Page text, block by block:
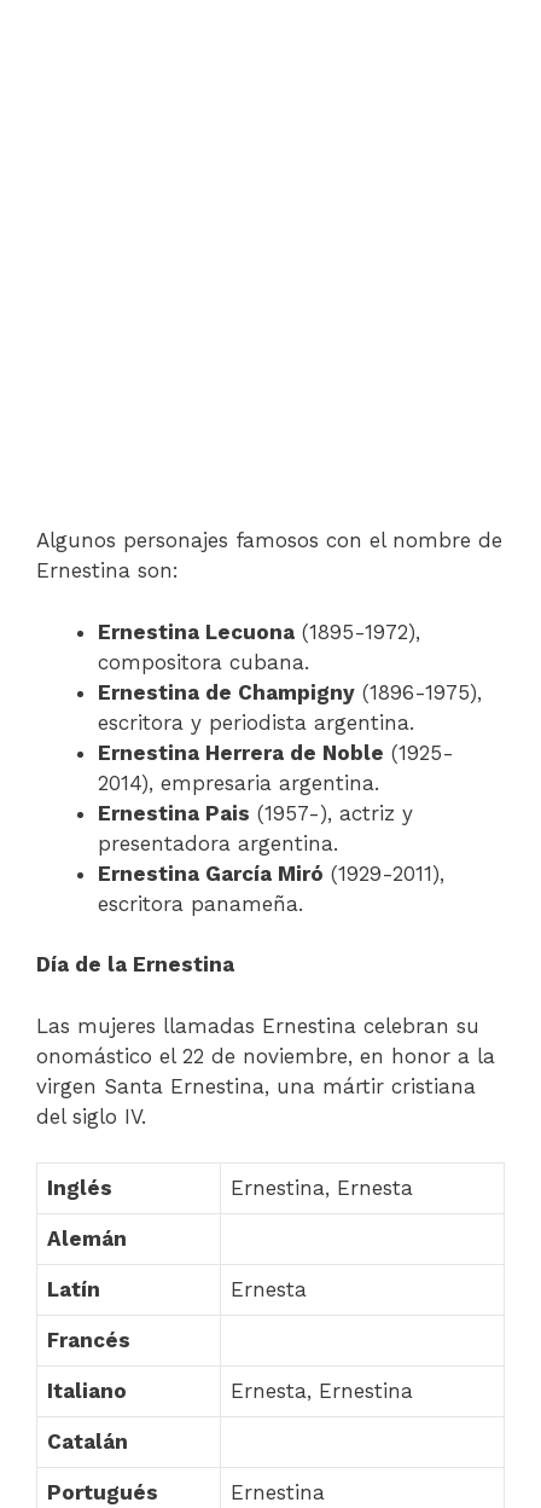
Algunos personajes famosos con el nombre de
Ernestina son:
Ernestina Lecuona (1895-1972),
compositora cubana.
Ernestina de Champigny (1896-1975),
escritora y periodista argentina.
Ernestina Herrera de Noble (1925-
2014), empresaria argentina.
Ernestina Pais (1957-), actriz y
presentadora argentina.
Ernestina García Miró (1929-2011),
escritora panameña.
Día de la Ernestina
Las mujeres llamadas Ernestina celebran su
onomástico el 22 de noviembre, en honor a la
virgen Santa Ernestina, una mártir cristiana
del siglo IV.
Inglés Ernestina, Ernesta
Alemán
Latín Ernesta
Francés
Italiano Ernesta, Ernestina
Catalán
Portugués Ernestina